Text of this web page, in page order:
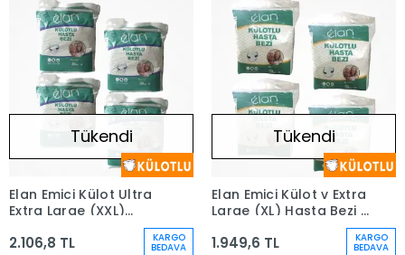
Tükendi
Elan Emici Külot Ultra
Extra Large (XXL)
Hasta Bezi | 4 x 30'lu
Paket (120 Adet)
2.106,8 TL KARGO
BEDAVA
Tükendi
Elan Emici Külot v Extra
Large (XL) Hasta Bezi |
Adet)
1.949,6 TL KARGO
BEDAVA